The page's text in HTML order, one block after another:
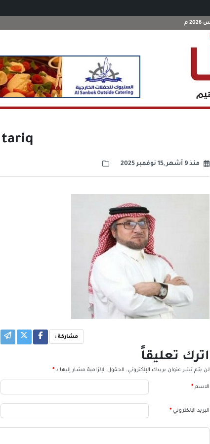
tariq
منذ 9 أشهر ,15 نوفمبر 2025
مشاركة :
اترك تعليقاً
لن يتم نشر عنوان بريدك الإلكتروني. الحقول الإلزامية مشار إليها بـ*
الاسم*
البريد الإلكتروني*